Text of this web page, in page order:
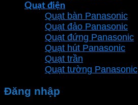
Quạt điện
Quạt bàn Panasonic
Quạt đảo Panasonic
Quạt đứng Panasonic
Quạt hút Panasonic
Quạt trần
Quạt tường Panasonic
Đăng nhập